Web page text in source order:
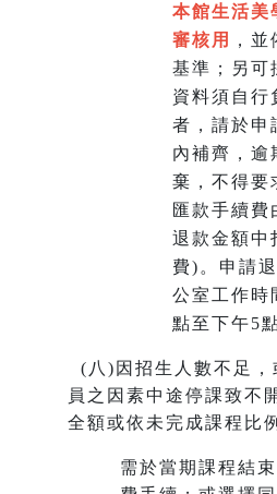
本館生活美
審核用
，
基準；另可
資料須自行
者，請於申
內補齊，逾
棄，不得要
匯款手續費
退款金額中
費)。申請
公室工作時
點至下午5
( 八)因招生人數不足
員之因素中途停課致不
全額或依未完成課程比
需於當期課程結